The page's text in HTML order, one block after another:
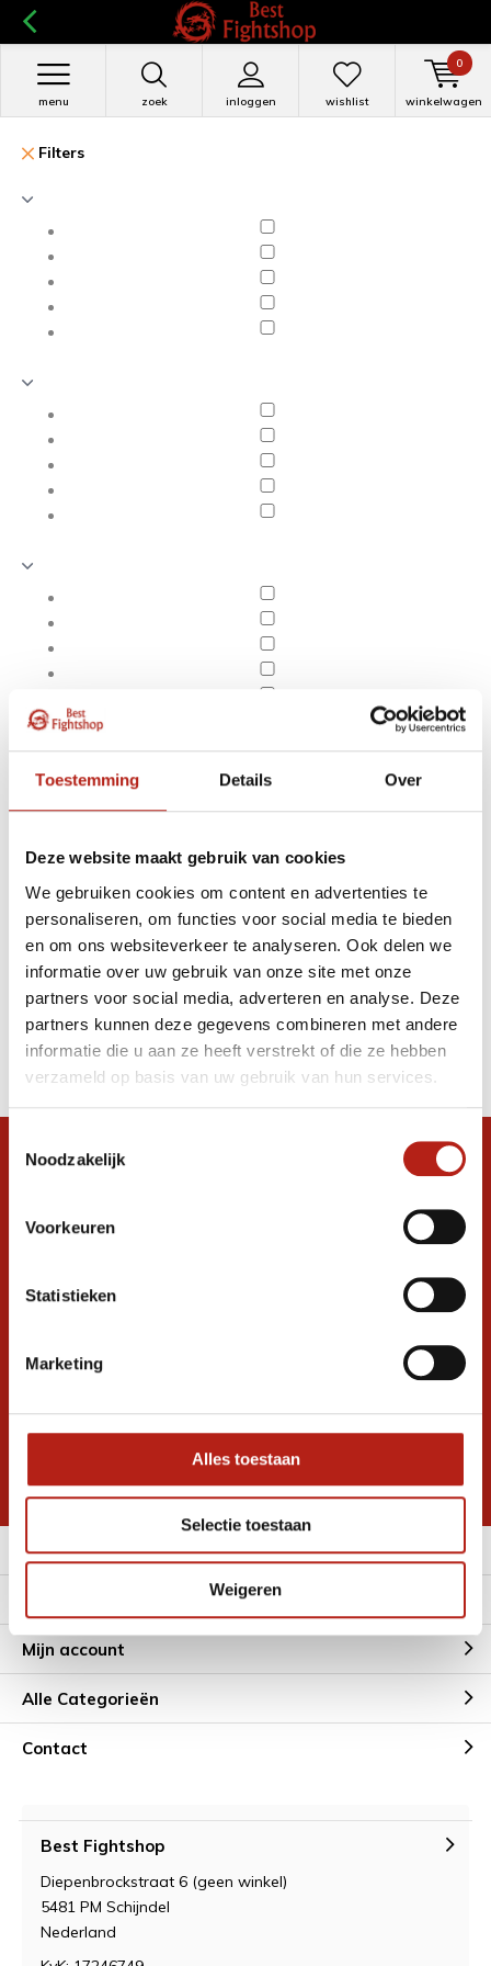
Toestemming Details Over
Deze website maakt gebruik van cookies
We gebruiken cookies om content en advertenties te
personaliseren, om functies voor social media te bieden
en om ons websiteverkeer te analyseren. Ook delen we
informatie over uw gebruik van onze site met onze
partners voor social media, adverteren en analyse. Deze
partners kunnen deze gegevens combineren met andere
informatie die u aan ze heeft verstrekt of die ze hebben
verzameld op basis van uw gebruik van hun services.
Noodzakelijk
Voorkeuren
Statistieken
Marketing
Alles toestaan
Selectie toestaan
Weigeren
zoek inloggen
menu wishlist winkelwagen
0
Filters
Apply filters
Producten getagd met
Competition Edition
Producten
Filter
Sorteren op
Snel antwoord op je vraag?
graag verder. 24/7
Ontvang de nieuwste aanbiedingen en
Inschrijven voor
* Lees hier de wettelijke beperkingen
Meer informatie
Mijn account
Alle Categorieën
Contact
Best Fightshop
Diepenbrockstraat 6 (geen winkel)
5481 PM Schijndel
Nederland